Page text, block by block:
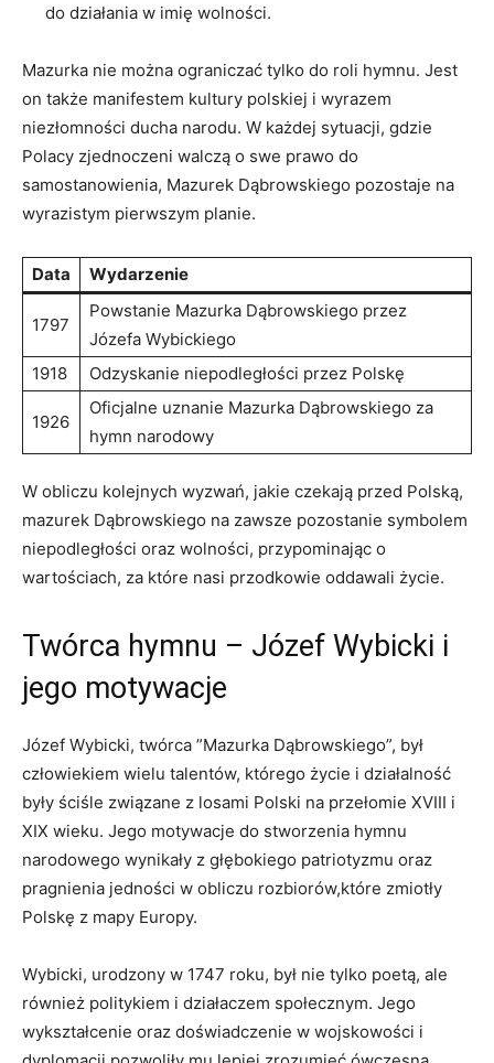
do działania w imię wolności.
Mazurka nie można⁤ ograniczać tylko do⁢ roli hymnu. Jest
on także‌ manifestem kultury polskiej i wyrazem
niezłomności ducha narodu.⁤ W każdej‍ sytuacji, gdzie
Polacy zjednoczeni walczą o swe prawo do
samostanowienia, Mazurek Dąbrowskiego pozostaje na
wyrazistym pierwszym planie.
Data Wydarzenie
1797
Powstanie Mazurka Dąbrowskiego przez
Józefa Wybickiego
1918
Odzyskanie niepodległości‌ przez Polskę
1926
Oficjalne uznanie Mazurka Dąbrowskiego za
⁣hymn narodowy
W obliczu kolejnych⁢ wyzwań, jakie czekają przed Polską,
mazurek Dąbrowskiego na zawsze pozostanie symbolem
niepodległości oraz wolności, przypominając ⁢o
wartościach, za które nasi przodkowie oddawali życie.
Twórca hymnu ‌– Józef Wybicki ​i ​
jego motywacje
Józef ⁢Wybicki, twórca ‌”Mazurka Dąbrowskiego”, był
człowiekiem wielu talentów, którego⁣ życie i⁢ działalność
były ściśle związane z losami ​Polski⁤ na przełomie XVIII i
XIX wieku. Jego motywacje‌ do stworzenia hymnu
narodowego wynikały z głębokiego patriotyzmu oraz
pragnienia jedności w obliczu rozbiorów,które zmiotły
Polskę z mapy Europy.
Wybicki, urodzony w 1747 roku, był nie tylko poetą, ale
również politykiem i ‌działaczem społecznym. Jego
wykształcenie​ oraz doświadczenie w wojskowości ⁣i